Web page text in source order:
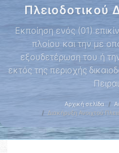
Πλειοδοτικού
Εκποίηση ενός (01)
πλοίου και την με
εξουδετέρωση του ή
εκτός της περιοχής
Αρχική σελίδα
Διακήρυξη Ανοιχτού